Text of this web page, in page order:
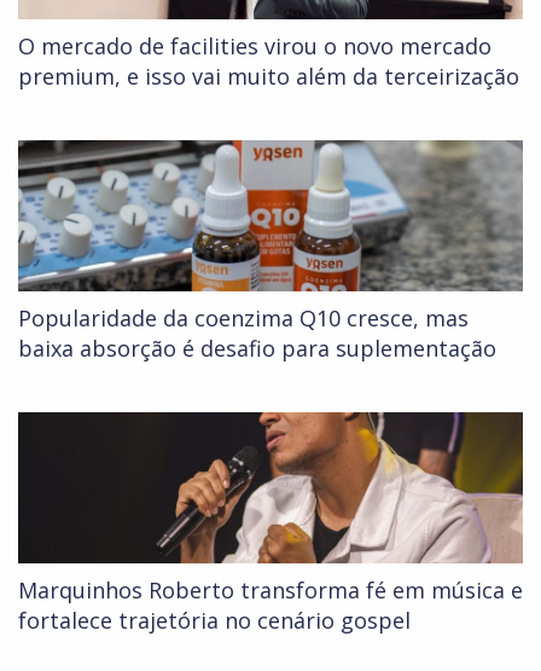
O mercado de facilities virou o novo mercado
premium, e isso vai muito além da terceirização
Popularidade da coenzima Q10 cresce, mas
baixa absorção é desafio para suplementação
Marquinhos Roberto transforma fé em música e
fortalece trajetória no cenário gospel